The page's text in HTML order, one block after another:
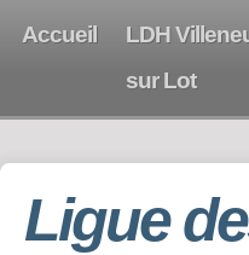
Accueil
LDH
sur Lot
Ligue